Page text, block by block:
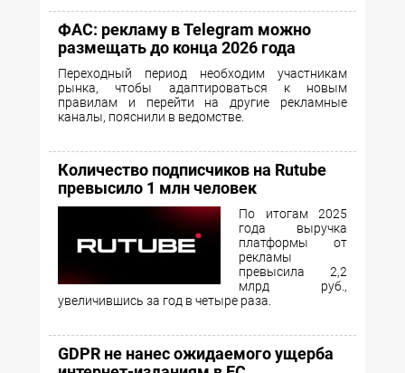
ФАС: рекламу в Telegram можно
размещать до конца 2026 года
Переходный период необходим участникам
рынка, чтобы адаптироваться к новым
правилам и перейти на другие рекламные
каналы, пояснили в ведомстве.
Количество подписчиков на Rutube
превысило 1 млн человек
По итогам 2025
года выручка
платформы от
рекламы
превысила 2,2
млрд руб.,
увеличившись за год в четыре раза.
GDPR не нанес ожидаемого ущерба